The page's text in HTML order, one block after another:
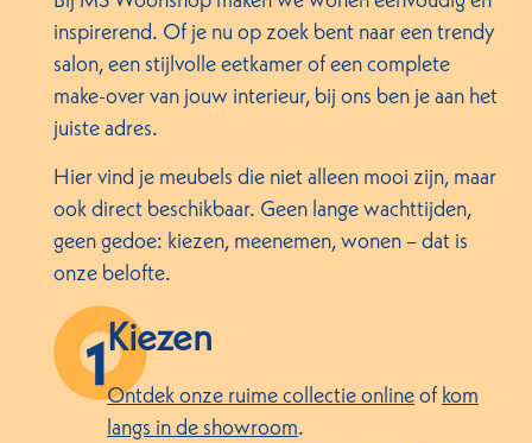
inspirerend. Of je nu op zoek bent naar een trendy
salon, een stijlvolle eetkamer of een complete
make-over van jouw interieur, bij ons ben je aan het
juiste adres.
Hier vind je meubels die niet alleen mooi zijn, maar
ook direct beschikbaar. Geen lange wachttijden,
geen gedoe: kiezen, meenemen, wonen – dat is
onze belofte.
Kiezen
Ontdek onze ruime collectie onlineof kom
langs in de showroom.